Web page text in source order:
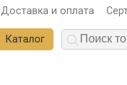
Доставка и оплата
Каталог